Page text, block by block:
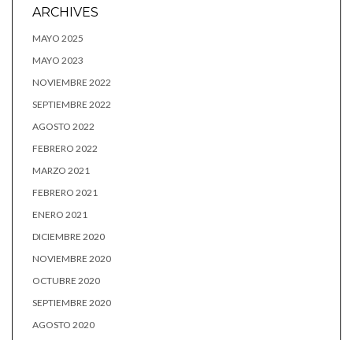
ARCHIVES
MAYO 2025
MAYO 2023
NOVIEMBRE 2022
SEPTIEMBRE 2022
AGOSTO 2022
FEBRERO 2022
MARZO 2021
FEBRERO 2021
ENERO 2021
DICIEMBRE 2020
NOVIEMBRE 2020
OCTUBRE 2020
SEPTIEMBRE 2020
AGOSTO 2020